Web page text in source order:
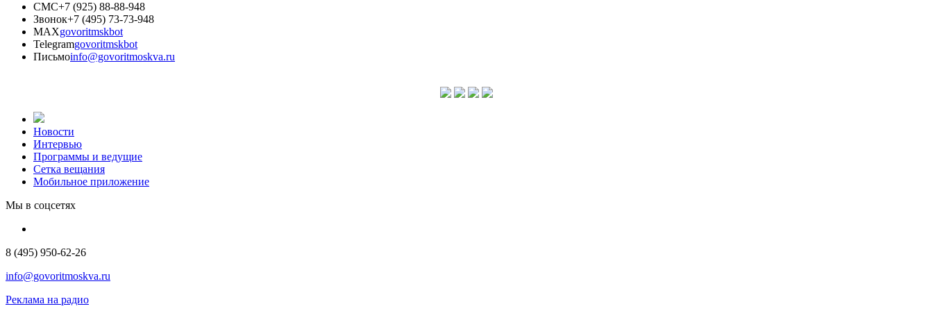
СМС+7 (925) 88-88-948
Звонок+7 (495) 73-73-948
MAXgovoritmskbot
Telegramgovoritmskbot
Письмоinfo@govoritmoskva.ru
Новости
Интервью
Программы и ведущие
Сетка вещания
Мобильное приложение
Мы в соцсетях
8 (495) 950-62-26
info@govoritmoskva.ru
Реклама на радио